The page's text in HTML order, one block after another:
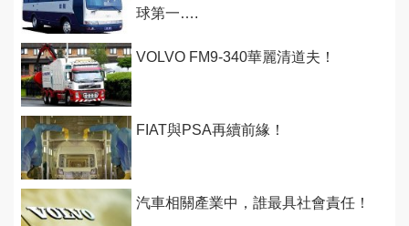
球第一….
VOLVO FM9-340華麗清道夫！
FIAT與PSA再續前緣！
汽車相關產業中，誰最具社會責任！